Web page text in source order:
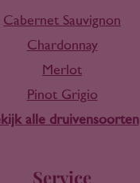
Cabernet Sauvignon
Chardonnay
Merlot
Pinot Grigio
alle druivensoorten
Service